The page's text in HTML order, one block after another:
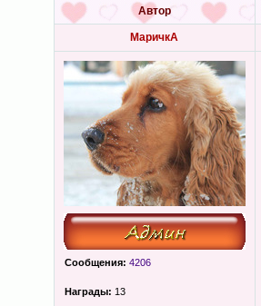
Автор
МаричкА
Сообщения: 4206
Награды: 13